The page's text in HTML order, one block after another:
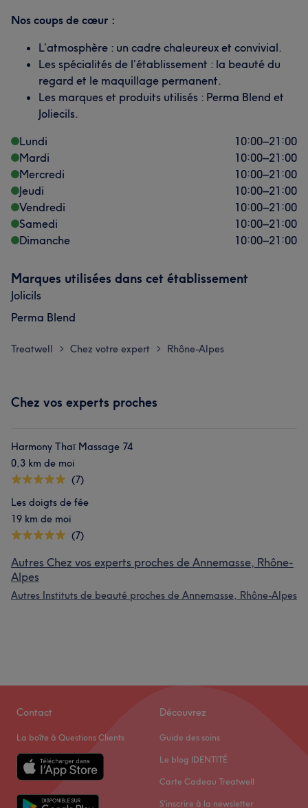
Nos coups de cœur :
L’atmosphère : un cadre chaleureux et convivial.
Les spécialités de l’établissement : la beauté du
regard et le maquillage permanent.
Les marques et produits utilisés : Perma Blend et
Joliecils.
Lundi
10:00–21:00
Mardi
10:00–21:00
Mercredi
10:00–21:00
Jeudi
10:00–21:00
Vendredi
10:00–21:00
Samedi
10:00–21:00
Dimanche
10:00–21:00
Marques utilisées dans cet établissement
Jolicils
Perma Blend
Treatwell > Chez votre expert > Rhône-Alpes
Chez vos experts proches
Harmony Thaï Massage 74
0,3 km de moi
(7)
Les doigts de fée
19 km de moi
(7)
Autres Chez vos experts proches de Annemasse, Rhône-
Alpes
Autres Instituts de beauté proches de Annemasse, Rhône-Alpes
Contact
La boîte à Questions Clients
Découvrez
Guide des soins
Le blog IDENTITÉ
Carte Cadeau Treatwell
S'inscrire à la newsletter